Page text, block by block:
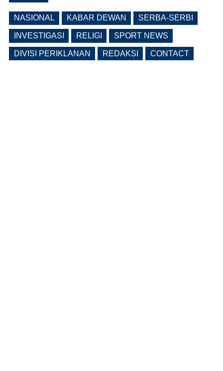
NASIONAL KABAR DEWAN SERBA-SERBI
INVESTIGASI RELIGI SPORT NEWS
DIVISI PERIKLANAN REDAKSI CONTACT